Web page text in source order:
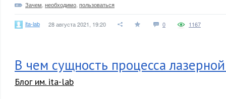
Зачем необходимо пользоваться
ita-lab 28 августа 2021, 19:20 0 1167
В чем сущность процесса
Блог им. ita-lab